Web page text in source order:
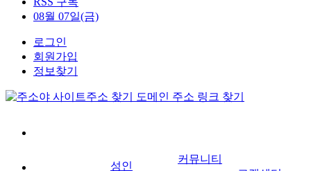
08월 07일(금)
로그인
회원가입
정보찾기
성인
커뮤니티